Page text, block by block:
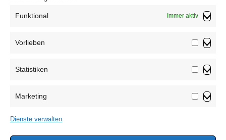
Funktional Immer aktiv
Vorlieben
Statistiken
Marketing
Dienste verwalten